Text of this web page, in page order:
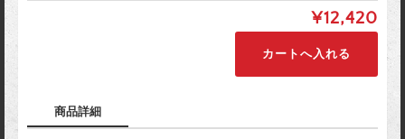
¥12,420
商品詳細